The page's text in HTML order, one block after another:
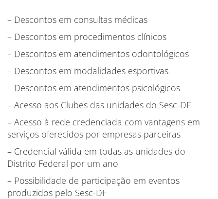
– Descontos em consultas médicas
– Descontos em procedimentos clínicos
– Descontos em atendimentos odontológicos
– Descontos em modalidades esportivas
– Descontos em atendimentos psicológicos
– Acesso aos Clubes das unidades do Sesc-DF
– Acesso à rede credenciada com vantagens em
serviços oferecidos por empresas parceiras
– Credencial válida em todas as unidades do
Distrito Federal por um ano
– Possibilidade de participação em eventos
produzidos pelo Sesc-DF